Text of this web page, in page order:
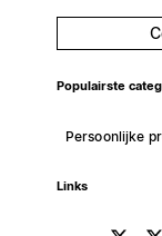
Populairste
Persoonlijke
Links